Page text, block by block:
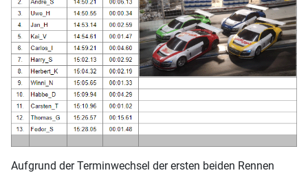
Aufgrund der Terminwechsel der ersten beiden Rennen